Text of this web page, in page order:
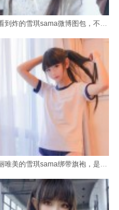
好看到炸的雪琪sama微博图包，不容错过
美丽唯美的雪琪sama绑带旗袍，是您拍摄的最佳选择